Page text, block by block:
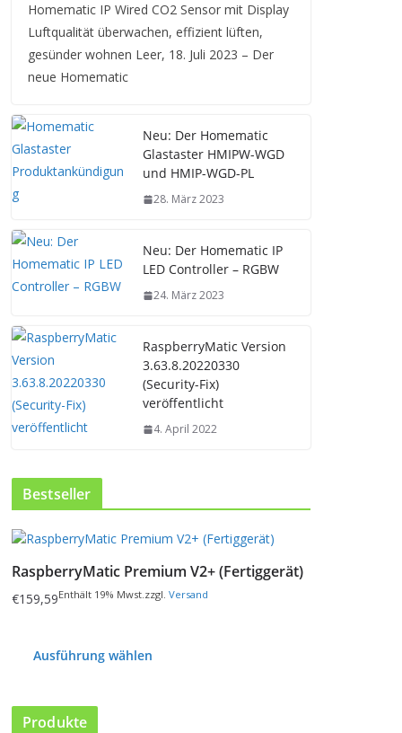
Homematic IP Wired CO2 Sensor mit Display
Luftqualität überwachen, effizient lüften,
gesünder wohnen Leer, 18. Juli 2023 – Der
neue Homematic
Neu: Der Homematic
Glastaster HMIPW-WGD
und HMIP-WGD-PL
28. März 2023
Neu: Der Homematic IP
LED Controller – RGBW
24. März 2023
RaspberryMatic Version
3.63.8.20220330
(Security-Fix)
veröffentlicht
4. April 2022
Bestseller
RaspberryMatic Premium V2+ (Fertiggerät)
€159,59Enthält 19% Mwst.zzgl. Versand
Ausführung wählen
D
e
s
d
Produkte